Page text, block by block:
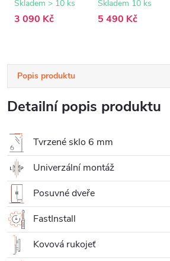
- 100x195 cm
Skladem > 10 ks
3 090 Kč
mm - chrom,
transparentní sklo
- 130x195 cm
Skladem 10 ks
5 490 Kč
Popis produktu
Detailní popis produktu
Tvrzené sklo 6 mm
Univerzální montáž
Posuvné dveře
FastInstall
Kovová rukojeť